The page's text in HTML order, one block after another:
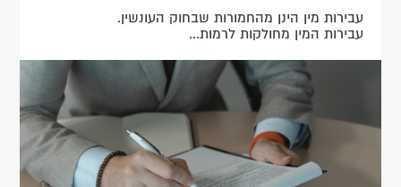
עבירות מין הינן מהחמורות שבחוק העונשין.
עבירות המין מחולקות לרמות...